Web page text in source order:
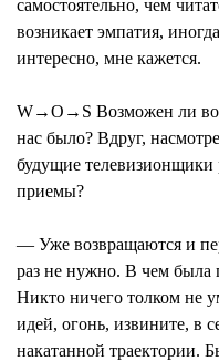
самостоятельно, чем
возникает эмпатия,
интересно, мне кажется.
W→O→S Возможен ли
нас было? Вдруг,
будущие телевизионщики
приемы?
— Уже возвращаются и
раз не нужно. В чем была
Никто ничего толком не
идей, огонь, извините, в
накатанной траектории.